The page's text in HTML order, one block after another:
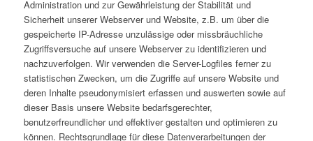
Administration und zur Gewährleistung der Stabilität und
Sicherheit unserer Webserver und Website, z.B. um über die
gespeicherte IP-Adresse unzulässige oder missbräuchliche
Zugriffsversuche auf unsere Webserver zu identifizieren und
nachzuverfolgen. Wir verwenden die Server-Logfiles ferner zu
statistischen Zwecken, um die Zugriffe auf unsere Website und
deren Inhalte pseudonymisiert erfassen und auswerten sowie auf
dieser Basis unsere Website bedarfsgerechter,
benutzerfreundlicher und effektiver gestalten und optimieren zu
können. Rechtsgrundlage für diese Datenverarbeitungen der